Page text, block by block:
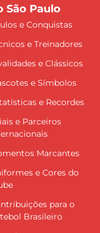
São Paulo
e Conquistas
e Treinadores
e Clássicos
e Símbolos
e Recordes
e Parceiros
Marcantes
e Cores do
para o
Brasileiro